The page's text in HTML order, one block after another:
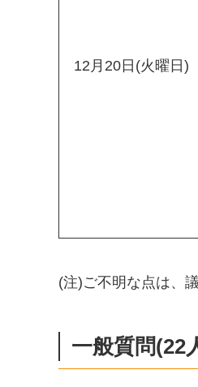
12月20日(火曜日)
(注)ご不明な点は、
一般質問(22